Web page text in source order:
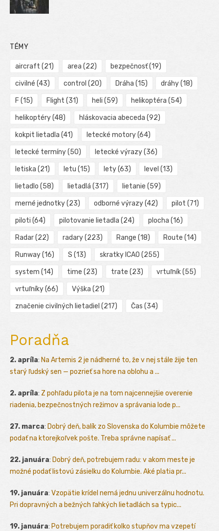
TÉMY
aircraft (21) area (22) bezpečnosť(19)
civilné (43) control (20) Dráha (15) dráhy(18)
F (15) Flight (31) heli (59) helikoptéra (54)
helikoptéry(48) hláskovacia abeceda (92)
kokpit lietadla (41) letecké motory(64)
letecké termíny(50) letecké výrazy(36)
letiska (21) letu (15) lety(63) level (13)
lietadlo (58) lietadlá (317) lietanie (59)
merné jednotky(23) odborné výrazy(42) pilot (71)
piloti (64) pilotovanie lietadla (24) plocha (16)
Radar(22) radary(223) Range (18) Route (14)
Runway(16) S (13) skratky ICAO (255)
system (14) time (23) trate (23) vrtuľník(55)
vrtuľníky(66) Výška (21)
značenie civilných lietadiel (217) Čas (34)
Poradňa
2. apríla: Na Artemis 2 je nádherné to, že v nej stále žije ten
starý ľudský sen — pozrieť sa hore na oblohu a ...
2. apríla: Z pohľadu pilota je na tom najcennejšie overenie
riadenia, bezpečnostných režimov a správania lode p...
27. marca: Dobrý deň, balík zo Slovenska do Kolumbie môžete
podať na ktorejkoľvek pošte. Treba správne napísať ...
22. januára: Dobrý deň, potrebujem radu: v akom meste je
možné podať listovú zásielku do Kolumbie. Aké platia pr...
19. januára: Vzopätie krídel nemá jednu univerzálnu hodnotu.
Pri dopravných a bežných ľahkých lietadlách sa typic...
19. januára: Potrebujem poradiť kolko stupňov ma vzepetí